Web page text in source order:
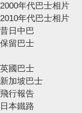
2000年代巴士相片
2010年代巴士相片
昔日中巴
保留巴士
英國巴士
新加坡巴士
飛行報告
日本鐵路